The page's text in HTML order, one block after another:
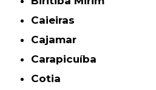
Caieiras
Cajamar
Carapicuíba
Cotia